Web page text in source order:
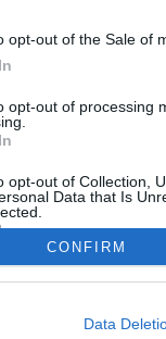
opt-out of the Sale of
opt-out of processing
opt-out of Collection,
Data that Is
CONFIRM
Data
daily press directory that
readable image taken from